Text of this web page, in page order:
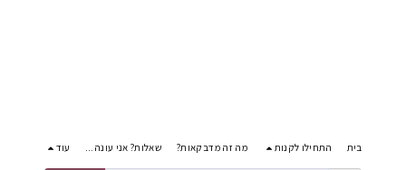
בית התחילו לקנות מה זה מדבקאות? שאלות? אני עונה... עוד